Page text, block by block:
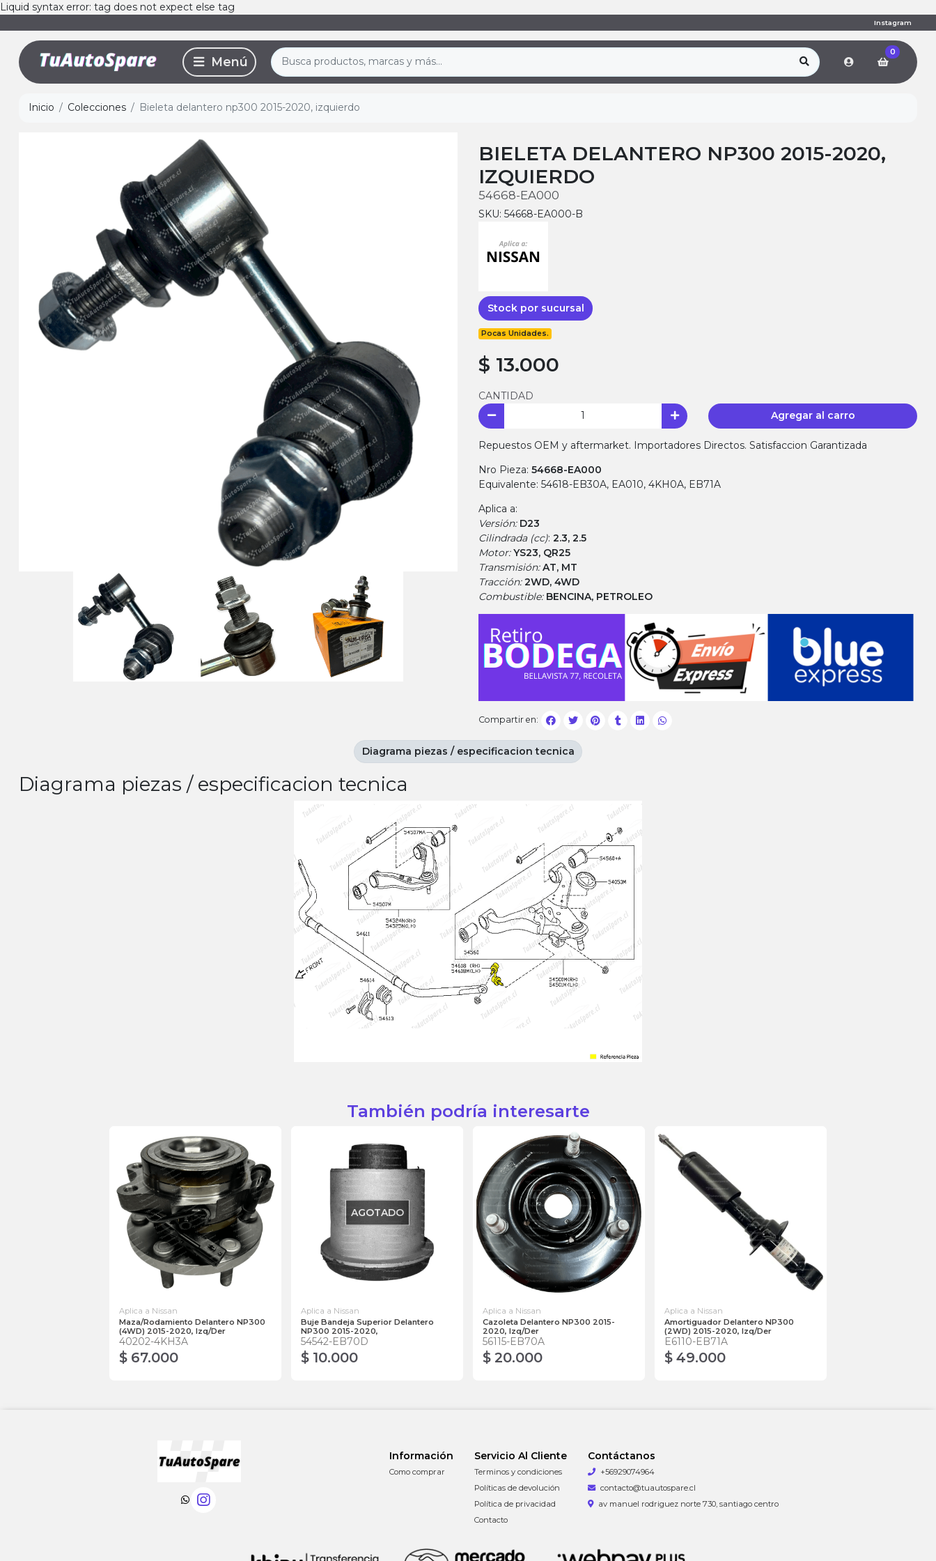
Liquid syntax error: tag does not expect else tag
Instagram
0
Inicio Colecciones Bieleta delantero np300 2015-2020, izquierdo
BIELETA DELANTERO NP300 2015-2020,
IZQUIERDO
54668-EA000
SKU: 54668-EA000-B
Stock por sucursal
Pocas Unidades.
$ 13.000
CANTIDAD
Agregar al carro
Repuestos OEM y aftermarket. Importadores Directos. Satisfaccion Garantizada
Nro Pieza: 54668-EA000
Equivalente: 54618-EB30A, EA010, 4KH0A, EB71A
Aplica a:
Versión: D23
Cilindrada (cc): 2.3, 2.5
Motor:YS23, QR25
Transmisión:AT, MT
Tracción:2WD, 4WD
Combustible: BENCINA, PETROLEO
Compartir en:
Diagrama piezas / especificacion tecnica
Diagrama piezas / especificacion tecnica
También podría interesarte
Aplica a Nissan
Maza/Rodamiento Delantero NP300
(4WD) 2015-2020, Izq/Der
40202-4KH3A
$ 67.000
AGOTADO
Aplica a Nissan
Buje Bandeja Superior Delantero
NP300 2015-2020,
54542-EB70D
$ 10.000
Aplica a Nissan
Cazoleta Delantero NP300 2015-
2020, Izq/Der
56115-EB70A
$ 20.000
Aplica a Nissan
Amortiguador Delantero NP300
(2WD) 2015-2020, Izq/Der
E6110-EB71A
$ 49.000
Información
Como comprar
Servicio Al Cliente
Terminos y condiciones
Políticas de devolución
Política de privacidad
Contacto
Contáctanos
+56929074964
contacto@tuautospare.cl
av manuel rodriguez norte 730, santiago centro